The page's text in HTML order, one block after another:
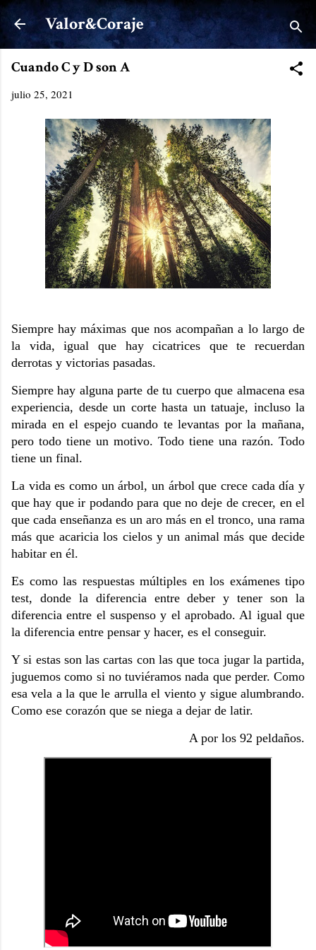
Ir al contenido principal
Valor&Coraje
Cuando C y D son A
julio 25, 2021
Siempre hay máximas que nos acompañan a lo largo de
la vida, igual que hay cicatrices que te recuerdan
derrotas y victorias pasadas.
Siempre hay alguna parte de tu cuerpo que almacena esa
experiencia, desde un corte hasta un tatuaje, incluso la
mirada en el espejo cuando te levantas por la mañana,
pero todo tiene un motivo. Todo tiene una razón. Todo
tiene un final.
La vida es como un árbol, un árbol que crece cada día y
que hay que ir podando para que no deje de crecer, en el
que cada enseñanza es un aro más en el tronco, una rama
más que acaricia los cielos y un animal más que decide
habitar en él.
Es como las respuestas múltiples en los exámenes tipo
test, donde la diferencia entre deber y tener son la
diferencia entre el suspenso y el aprobado. Al igual que
la diferencia entre pensar y hacer, es el conseguir.
Y si estas son las cartas con las que toca jugar la partida,
juguemos como si no tuviéramos nada que perder. Como
esa vela a la que le arrulla el viento y sigue alumbrando.
Como ese corazón que se niega a dejar de latir.
A por los 92 peldaños.